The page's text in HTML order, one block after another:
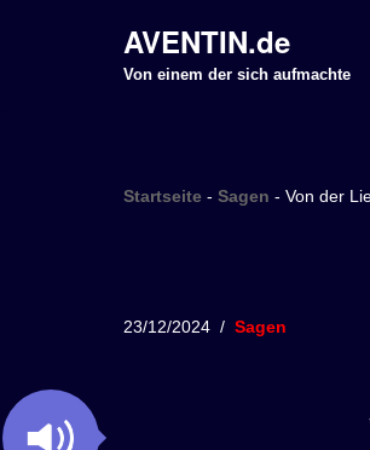
p
AVENTIN.de
Von einem der sich aufmachte
Startseite - Sagen - Von der
23/12/2024 Sagen